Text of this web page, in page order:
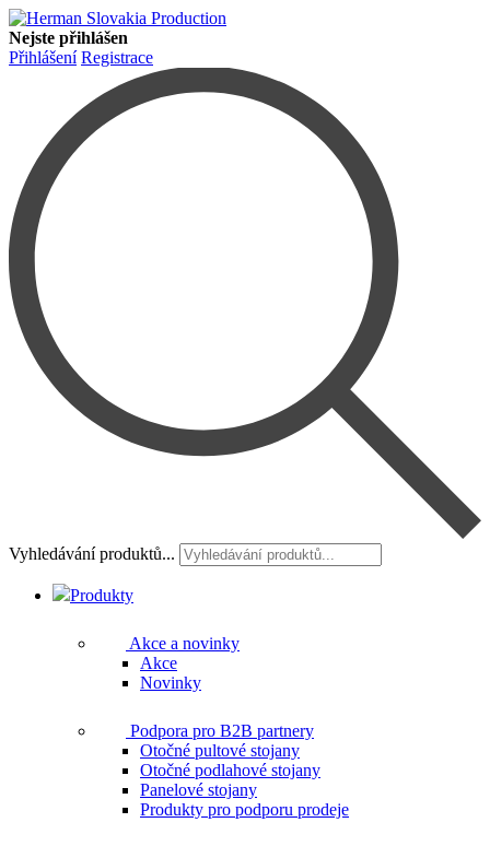
Nejste přihlášen
Přihlášení Registrace
Vyhledávání produktů...
Produkty
Akce a novinky
Akce
Novinky
Podpora pro B2B partnery
Otočné pultové stojany
Otočné podlahové stojany
Panelové stojany
Produkty pro podporu prodeje